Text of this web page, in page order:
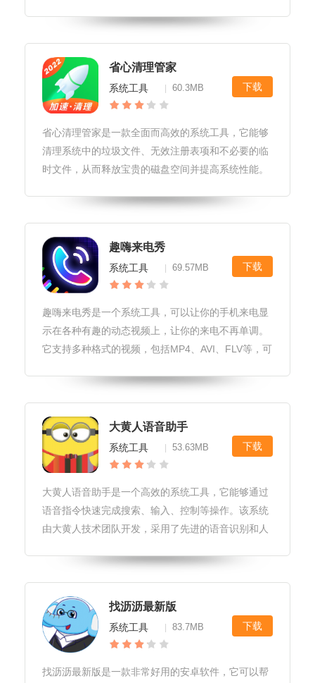
一款高效、实用的闹钟，豆豆闹钟绝对是一个不错的
选择。豆豆闹钟软件玩法1.自定义
省心清理管家
系统工具 60.3MB 下载
省心清理管家是一款全面而高效的系统工具，它能够
清理系统中的垃圾文件、无效注册表项和不必要的临
时文件，从而释放宝贵的磁盘空间并提高系统性能。
余文件，让您的电脑系统始终保持最佳状态。省心清
理管家软件亮点1.省心清理管家
趣嗨来电秀
系统工具 69.57MB 下载
趣嗨来电秀是一个系统工具，可以让你的手机来电显
示在各种有趣的动态视频上，让你的来电不再单调。
它支持多种格式的视频，包括MP4、AVI、FLV等，可
手机屏幕的功能，使用户使用起来更加方便。趣嗨来
电秀软件更新1.我们会
大黄人语音助手
系统工具 53.63MB 下载
大黄人语音助手是一个高效的系统工具，它能够通过
语音指令快速完成搜索、输入、控制等操作。该系统
由大黄人技术团队开发，采用了先进的语音识别和人
用户需求。大黄人语音助手软件玩法1.支持语音识
别，可以识别用户的语音指令，并
找沥沥最新版
系统工具 83.7MB 下载
找沥沥最新版是一款非常好用的安卓软件，它可以帮